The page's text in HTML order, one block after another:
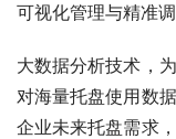
可视化管理与精准调
大数据分析技术，
对海量托盘使用数
企业未来托盘需求